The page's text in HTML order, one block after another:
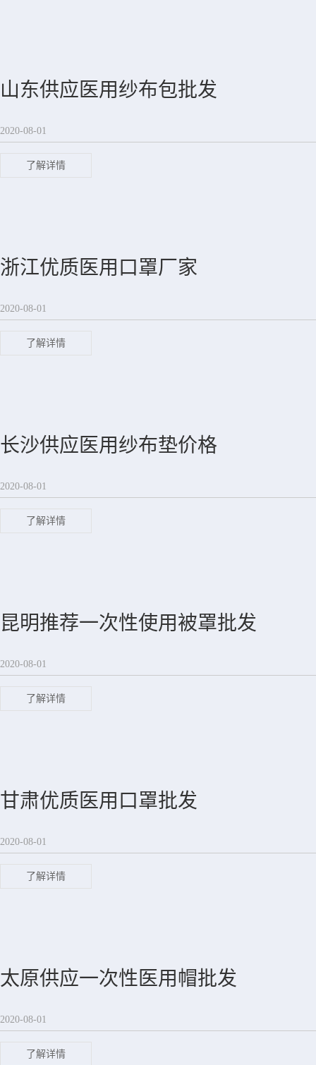
山东供应医用纱布包批发
2020-08-01
了解详情
浙江优质医用口罩厂家
2020-08-01
了解详情
长沙供应医用纱布垫价格
2020-08-01
了解详情
昆明推荐一次性使用被罩批发
2020-08-01
了解详情
甘肃优质医用口罩批发
2020-08-01
了解详情
太原供应一次性医用帽批发
2020-08-01
了解详情